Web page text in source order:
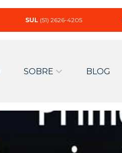
SUL (51) 2626-4205
SOBRE BLOG